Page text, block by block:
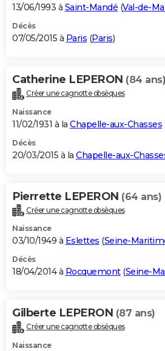
13/06/1993 à Saint-Mandé (Val-de-
Décès
07/05/2015 à Paris (Paris)
Catherine LEPERON (84 ans)
Créer une cagnotte obsèques
Naissance
11/02/1931 à la Chapelle-aux-Chasses
Décès
20/03/2015 à la Chapelle-aux-
Pierrette LEPERON (64 ans)
Créer une cagnotte obsèques
Naissance
03/10/1949 à Eslettes (Seine-
Décès
18/04/2014 à Rocquemont(Seine-
Gilberte LEPERON (87 ans)
Créer une cagnotte obsèques
Naissance